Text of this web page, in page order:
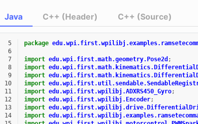
Java
  5
package
  6
  7
import edu.wpi.first.math.geometry.Pose2d ;
  8
import
  9
import
10
import
11
import edu.wpi.first.wpilibj.ADXRS450_Gyro;
12
import edu.wpi.first.wpilibj.Encoder;
13
import
14
import
C++ (Header) C++ (Source)